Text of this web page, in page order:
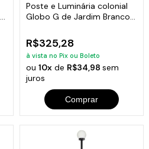
Poste e Luminária colonial
Globo G de Jardim Branco
R$325,28
à vista no Pix ou Boleto
ou 10xde R$34,98 sem
juros
Comprar